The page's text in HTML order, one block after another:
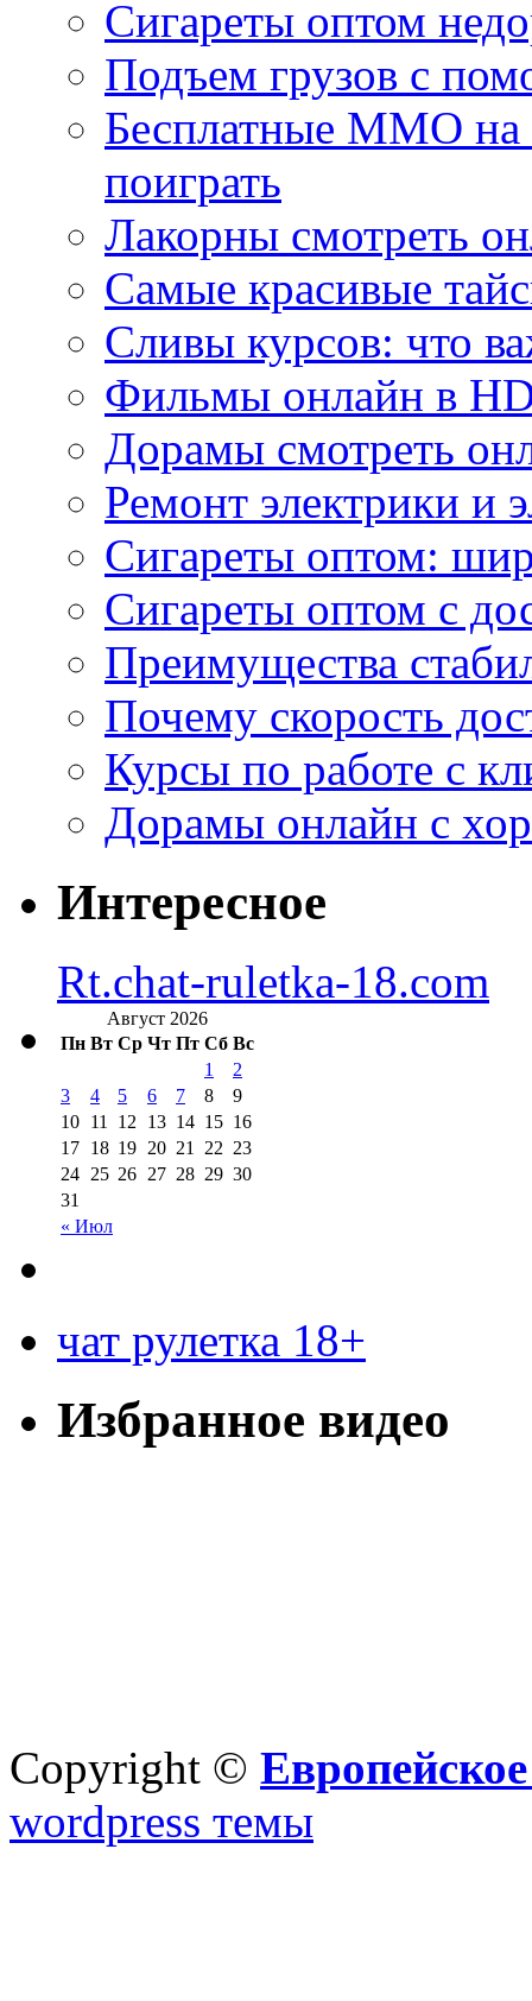
Сигареты оптом
Подъем грузов с
Бесплатные MMO
поиграть
Лакорны смотреть
Самые красивые
Сливы курсов: что
Фильмы онлайн в
Дорамы смотреть
Ремонт электрики и
Сигареты оптом:
Сигареты оптом с
Преимущества
Почему скорость
Курсы по работе с
Дорамы онлайн с
Интересное
Rt.chat-ruletka-18.com
Август 2026
Пн Вт Ср Чт Пт Сб Вс
« Июл
1
2
3
4 5 6 7 8
9
10 11 12 13 14 15 16
17 18 19 20 21 22 23
24 25 26 27 28 29 30
31
чат рулетка 18+
Избранное видео
Copyright ©
wordpress темы